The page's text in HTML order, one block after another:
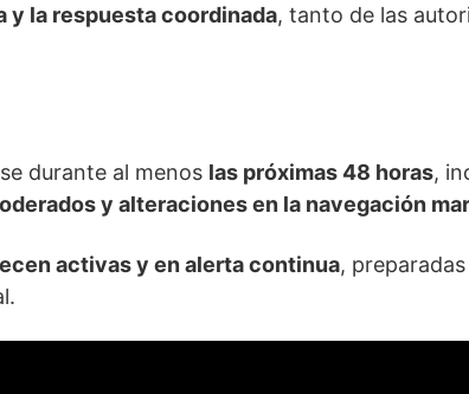
y la respuesta coordinada, tanto de las
durante al menos las próximas 48 horas,
y alteraciones en la navegación
activas y en alerta continua,